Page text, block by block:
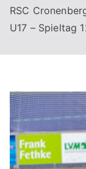
RSC
U17 – Spieltag